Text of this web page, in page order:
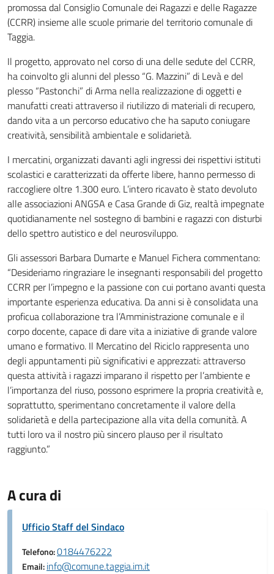
promossa dal Consiglio Comunale dei Ragazzi e delle Ragazze
(CCRR) insieme alle scuole primarie del territorio comunale di
Taggia.
Il progetto, approvato nel corso di una delle sedute del CCRR,
ha coinvolto gli alunni del plesso “G. Mazzini” di Levà e del
plesso “Pastonchi” di Arma nella realizzazione di oggetti e
manufatti creati attraverso il riutilizzo di materiali di recupero,
dando vita a un percorso educativo che ha saputo coniugare
creatività, sensibilità ambientale e solidarietà.
I mercatini, organizzati davanti agli ingressi dei rispettivi istituti
scolastici e caratterizzati da offerte libere, hanno permesso di
raccogliere oltre 1.300 euro. L’intero ricavato è stato devoluto
alle associazioni ANGSA e Casa Grande di Giz, realtà impegnate
quotidianamente nel sostegno di bambini e ragazzi con disturbi
dello spettro autistico e del neurosviluppo.
Gli assessori Barbara Dumarte e Manuel Fichera commentano:
“Desideriamo ringraziare le insegnanti responsabili del progetto
CCRR per l’impegno e la passione con cui portano avanti questa
importante esperienza educativa. Da anni si è consolidata una
proficua collaborazione tra l’Amministrazione comunale e il
corpo docente, capace di dare vita a iniziative di grande valore
umano e formativo. Il Mercatino del Riciclo rappresenta uno
degli appuntamenti più significativi e apprezzati: attraverso
questa attività i ragazzi imparano il rispetto per l’ambiente e
l’importanza del riuso, possono esprimere la propria creatività e,
soprattutto, sperimentano concretamente il valore della
solidarietà e della partecipazione alla vita della comunità. A
tutti loro va il nostro più sincero plauso per il risultato
raggiunto.”
A cura di
Ufficio Staff del Sindaco
Telefono:0184476222
Email:info@comune.taggia.im.it